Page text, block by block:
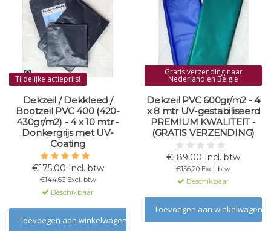
Tijdelijke actieprijs!
Dekzeil / Dekkleed /
Bootzeil PVC 400 (420-
430gr/m2) - 4 x 10 mtr -
Donkergrijs met UV-
Coating
€175,00 Incl. btw
€144,63 Excl. btw
Beschikbaar
Toevoegen aan winkelwagen
Gratis verzending naar
Nederland en Belgie
Dekzeil PVC 600gr/m2 - 4
x 8 mtr UV-gestabiliseerd
PREMIUM KWALITEIT -
(GRATIS VERZENDING)
€189,00 Incl. btw
€156,20 Excl. btw
Beschikbaar
Toevoegen aan winkelwagen